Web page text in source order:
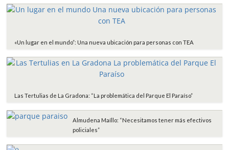
«Un lugar en el mundo”: Una nueva ubicación para personas con TEA
Las Tertulias de La Gradona: “La problemática del Parque El Paraíso”
Almudena Maíllo: “Necesitamos tener más efectivos
policiales”